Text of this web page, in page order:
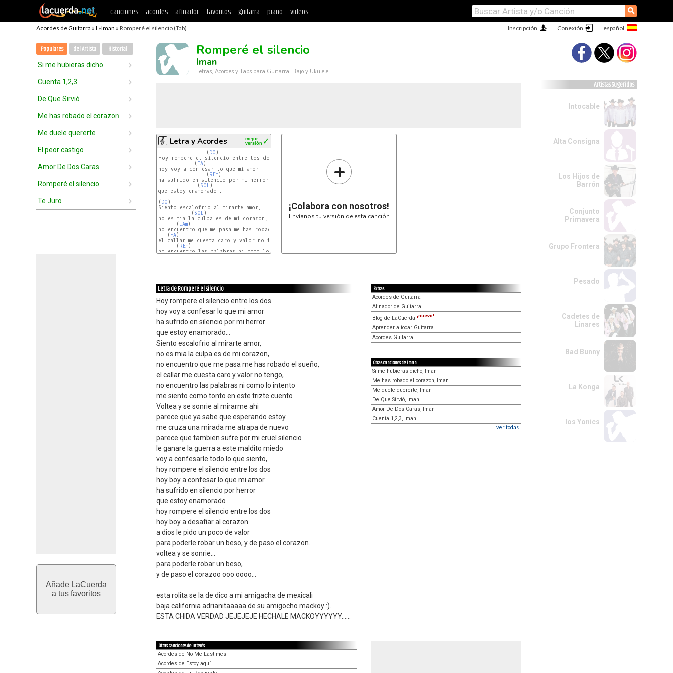
canciones acordes afinador favoritos guitarra piano videos ⚲
Acordes de Guitarra » I »Iman » Romperé el silencio (Tab) Conexión
Inscripción
Populares del Artista Historial
Si me hubieras dicho
Cuenta 1,2,3
De Que Sirvió
Me has robado el corazon
Me duele quererte
El peor castigo
Amor De Dos Caras
Romperé el silencio
Te Juro
Añade LaCuerda
a tus favoritos
Romperé el silencio
Iman
Letras, Acordes y Tabs para Guitarra, Bajo y Ukulele
Letra y Acordes ✓
mejor
versión
                (
DO )
Hoy rompere el silencio entre los dos
            (
FA)
hoy voy a confesar lo que mi amor
                (
REm)
ha sufrido en silencio por mi herror
             (
SOL )
que estoy enamorado...
( DO )
Siento escalofrio al mirarte amor,
           (
SOL )
no es mia la culpa es de mi corazon,
      (
LAm)
no encuentro que me pasa me has robado el sueño,
   (
FA)
el callar me cuesta caro y valor no tengo,
      (
REm)
no encuentro las palabras ni como lo intento
+
¡Colabora con nosotros!
Envíanos tu versión de esta canción
Letra de Romperé el silencio
Hoy rompere el silencio entre los dos
hoy voy a confesar lo que mi amor
ha sufrido en silencio por mi herror
que estoy enamorado...
Siento escalofrio al mirarte amor,
no es mia la culpa es de mi corazon,
no encuentro que me pasa me has robado el sueño,
el callar me cuesta caro y valor no tengo,
no encuentro las palabras ni como lo intento
me siento como tonto en este trizte cuento
Voltea y se sonrie al mirarme ahi
parece que ya sabe que esperando estoy
me cruza una mirada me atrapa de nuevo
parece que tambien sufre por mi cruel silencio
le ganare la guerra a este maldito miedo
voy a confesarle todo lo que siento,
hoy rompere el silencio entre los dos
hoy boy a confesar lo que mi amor
ha sufrido en silencio por herror
que estoy enamorado
hoy rompere el silencio entre los dos
hoy boy a desafiar al corazon
a dios le pido un poco de valor
para poderle robar un beso, y de paso el corazon.
voltea y se sonrie...
para poderle robar un beso,
y de paso el corazoo ooo oooo...
esta rolita se la de dico a mi amigacha de mexicali
baja california adrianitaaaaa de su amigocho mackoy :).
ESTA CHIDA VERDAD JEJEJEJE HECHALE MACKOYYYYYY......
Extras
Acordes de Guitarra
Afinador de Guitarra
Blog de LaCuerda ¡nuevo!
Aprender a tocar Guitarra
Acordes Guitarra
Otras canciones de Iman
Si me hubieras dicho, Iman
Me has robado el corazon, Iman
Me duele quererte, Iman
De Que Sirvió, Iman
Amor De Dos Caras, Iman
Cuenta 1,2,3, Iman
[ver todas]
Otras canciones de interés
Acordes de No Me Lastimes
Acordes de Estoy aquí
Artistas Sugeridos
Intocable
Alta Consigna
Los Hijos de
Barrón
Conjunto
Primavera
Grupo Frontera
Pesado
Cadetes de
Linares
Bad Bunny
La Konga
los Yonics